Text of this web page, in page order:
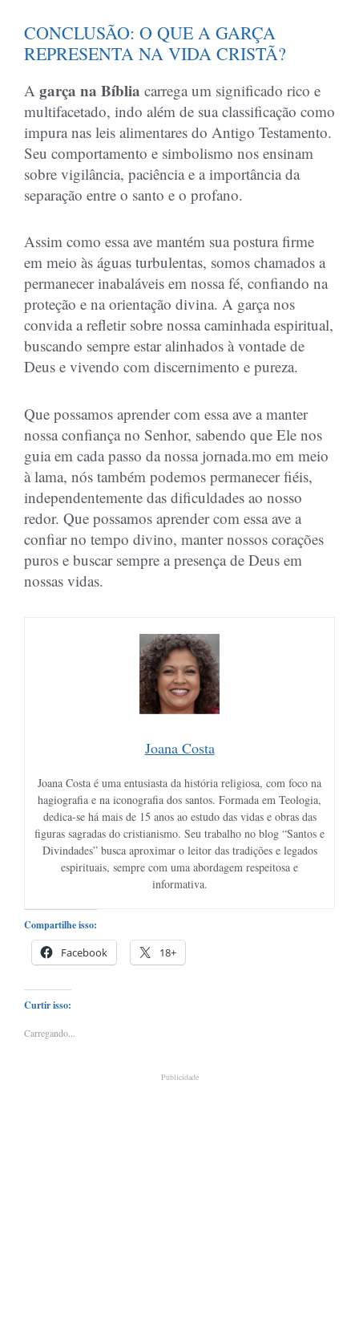
CONCLUSÃO: O QUE A GARÇA
REPRESENTA NA VIDA CRISTÃ?
A garça na Bíblia carrega um significado rico e
multifacetado, indo além de sua classificação como
impura nas leis alimentares do Antigo Testamento.
Seu comportamento e simbolismo nos ensinam
sobre vigilância, paciência e a importância da
separação entre o santo e o profano.
Assim como essa ave mantém sua postura firme
em meio às águas turbulentas, somos chamados a
permanecer inabaláveis em nossa fé, confiando na
proteção e na orientação divina. A garça nos
convida a refletir sobre nossa caminhada espiritual,
buscando sempre estar alinhados à vontade de
Deus e vivendo com discernimento e pureza.
Que possamos aprender com essa ave a manter
nossa confiança no Senhor, sabendo que Ele nos
guia em cada passo da nossa jornada.mo em meio
à lama, nós também podemos permanecer fiéis,
independentemente das dificuldades ao nosso
redor. Que possamos aprender com essa ave a
confiar no tempo divino, manter nossos corações
puros e buscar sempre a presença de Deus em
nossas vidas.
Joana Costa
Joana Costa é uma entusiasta da história religiosa, com foco na
hagiografia e na iconografia dos santos. Formada em Teologia,
dedica-se há mais de 15 anos ao estudo das vidas e obras das
figuras sagradas do cristianismo. Seu trabalho no blog “Santos e
Divindades” busca aproximar o leitor das tradições e legados
espirituais, sempre com uma abordagem respeitosa e
informativa.
Compartilhe isso:
Facebook 18+
Curtir isso:
Carregando...
Publicidade